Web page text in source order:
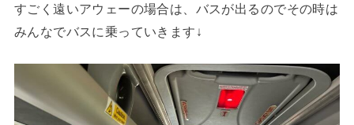
すごく遠いアウェーの場合は、バスが出るのでその時は
みんなでバスに乗っていきます↓